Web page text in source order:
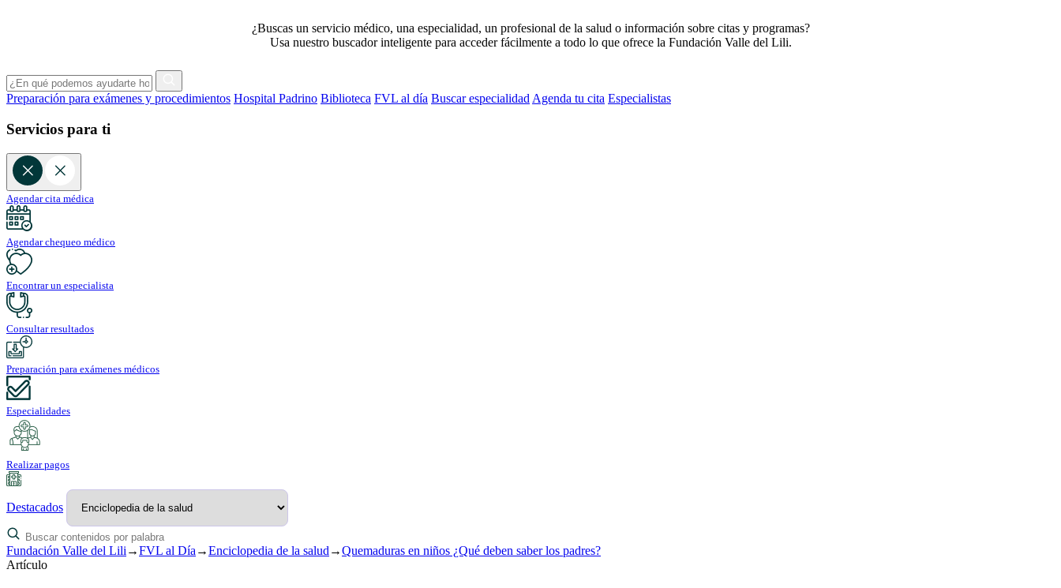
¿Buscas un servicio médico, una especialidad, un profesional de la salud o información sobre citas y programas?
Usa nuestro buscador inteligente para acceder fácilmente a todo lo que ofrece la Fundación Valle del Lili.
Preparación para exámenes y procedimientos Hospital Padrino Biblioteca FVL al día Buscar especialidad Agenda tu cita Especialistas
Servicios para ti
Agendar cita médica
Agendar chequeo médico
Encontrar un especialista
Consultar resultados
Preparación para exámenes médicos
Especialidades
Realizar pagos
Destacados
Fundación Valle del Lili →FVL al Día →Enciclopedia de la salud →Quemaduras en niños ¿Qué deben saber los padres?
Artículo